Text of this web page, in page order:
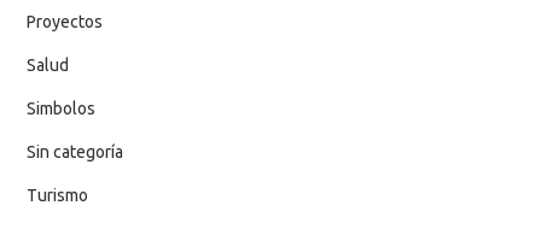
Proyectos
Salud
Simbolos
Sin categoría
Turismo